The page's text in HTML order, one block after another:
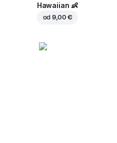
Hawaiian 👶
od9,00 €